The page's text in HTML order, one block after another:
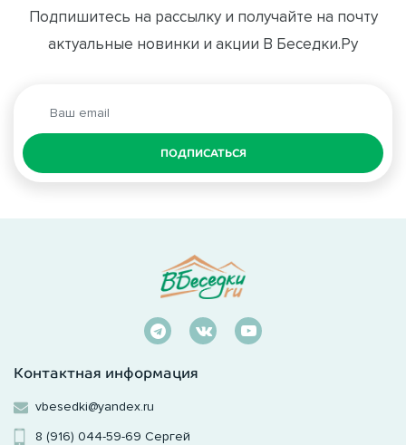
Подпишитесь на рассылку и получайте на почту
актуальные новинки и акции В Беседки.Ру
ПОДПИСАТЬСЯ
Контактная информация
vbesedki@yandex.ru
8 (916) 044-59-69 Сергей